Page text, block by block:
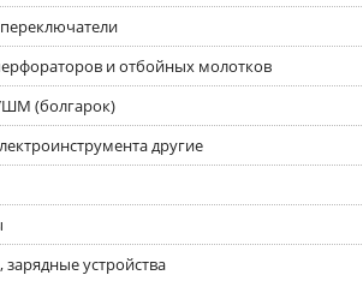
и отбойных молотков
(болгарок)
другие
устройства